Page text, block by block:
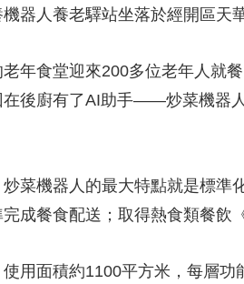
人養老驛站坐落於經開區天華
食堂迎來200多位老年人就餐
在後廚有了AI助手——炒菜機器
機器人的最大特點就是標準
成餐食配送；取得熱食類餐飲
面積約1100平方米，每層功